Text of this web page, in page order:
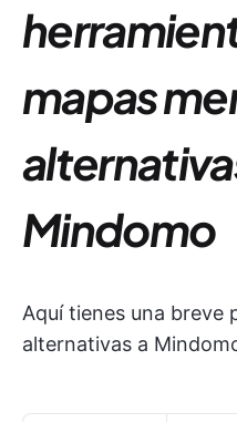
mapas
Mindomo
Aquí tienes una breve
alternativas a